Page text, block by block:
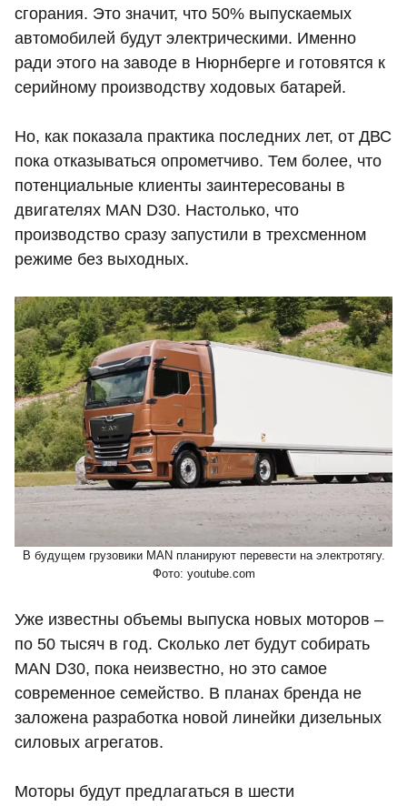
сгорания. Это значит, что 50% выпускаемых
автомобилей будут электрическими. Именно
ради этого на заводе в Нюрнберге и готовятся к
серийному производству ходовых батарей.
Но, как показала практика последних лет, от ДВС
пока отказываться опрометчиво. Тем более, что
потенциальные клиенты заинтересованы в
двигателях MAN D30. Настолько, что
производство сразу запустили в трехсменном
режиме без выходных.
В будущем грузовики MAN планируют перевести на электротягу.
Фото: youtube.com
Уже известны объемы выпуска новых моторов –
по 50 тысяч в год. Сколько лет будут собирать
MAN D30, пока неизвестно, но это самое
современное семейство. В планах бренда не
заложена разработка новой линейки дизельных
силовых агрегатов.
Моторы будут предлагаться в шести